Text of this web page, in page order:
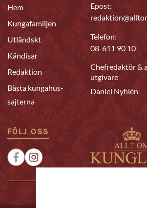
Hem
Kungafamiljen
Utländskt
Kändisar
Redaktion
Bästa kungahus-
sajterna
Epost:
Telefon:
08-611 90 10
Chefredaktör &
utgivare
Daniel Nyhlén
FÖLJ OSS